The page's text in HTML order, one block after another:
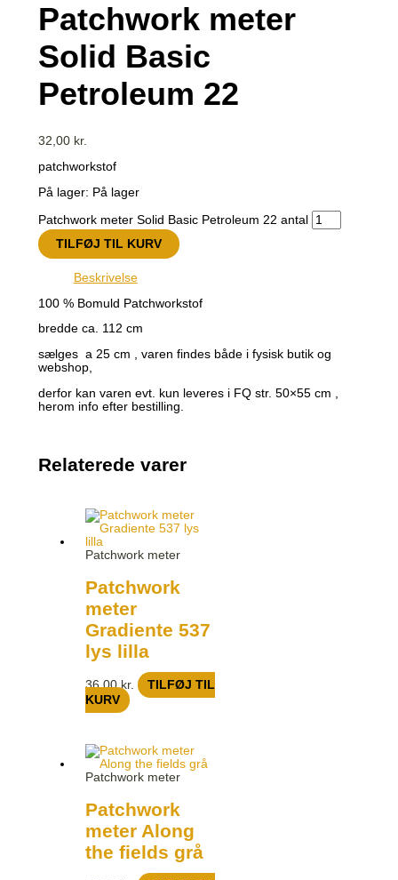
Patchwork meter
Solid Basic
Petroleum 22
32,00 kr.
patchworkstof
På lager: På lager
Patchwork meter Solid Basic Petroleum 22 antal
TILFØJ TIL KURV
Beskrivelse
100 % Bomuld Patchworkstof
bredde ca. 112 cm
sælges a 25 cm , varen findes både i fysisk butik og
webshop,
derfor kan varen evt. kun leveres i FQ str. 50×55 cm ,
herom info efter bestilling.
Relaterede varer
Patchwork meter
Patchwork
meter
Gradiente 537
lys lilla
36,00kr.
TILFØJ TIL
KURV
Patchwork meter
Patchwork
meter Along
the fields grå